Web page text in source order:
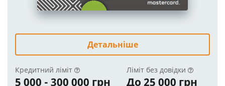
Детальніше
Кредитний ліміт
5 000 - 300 000 грн
Ліміт без довідки
До 25 000 грн